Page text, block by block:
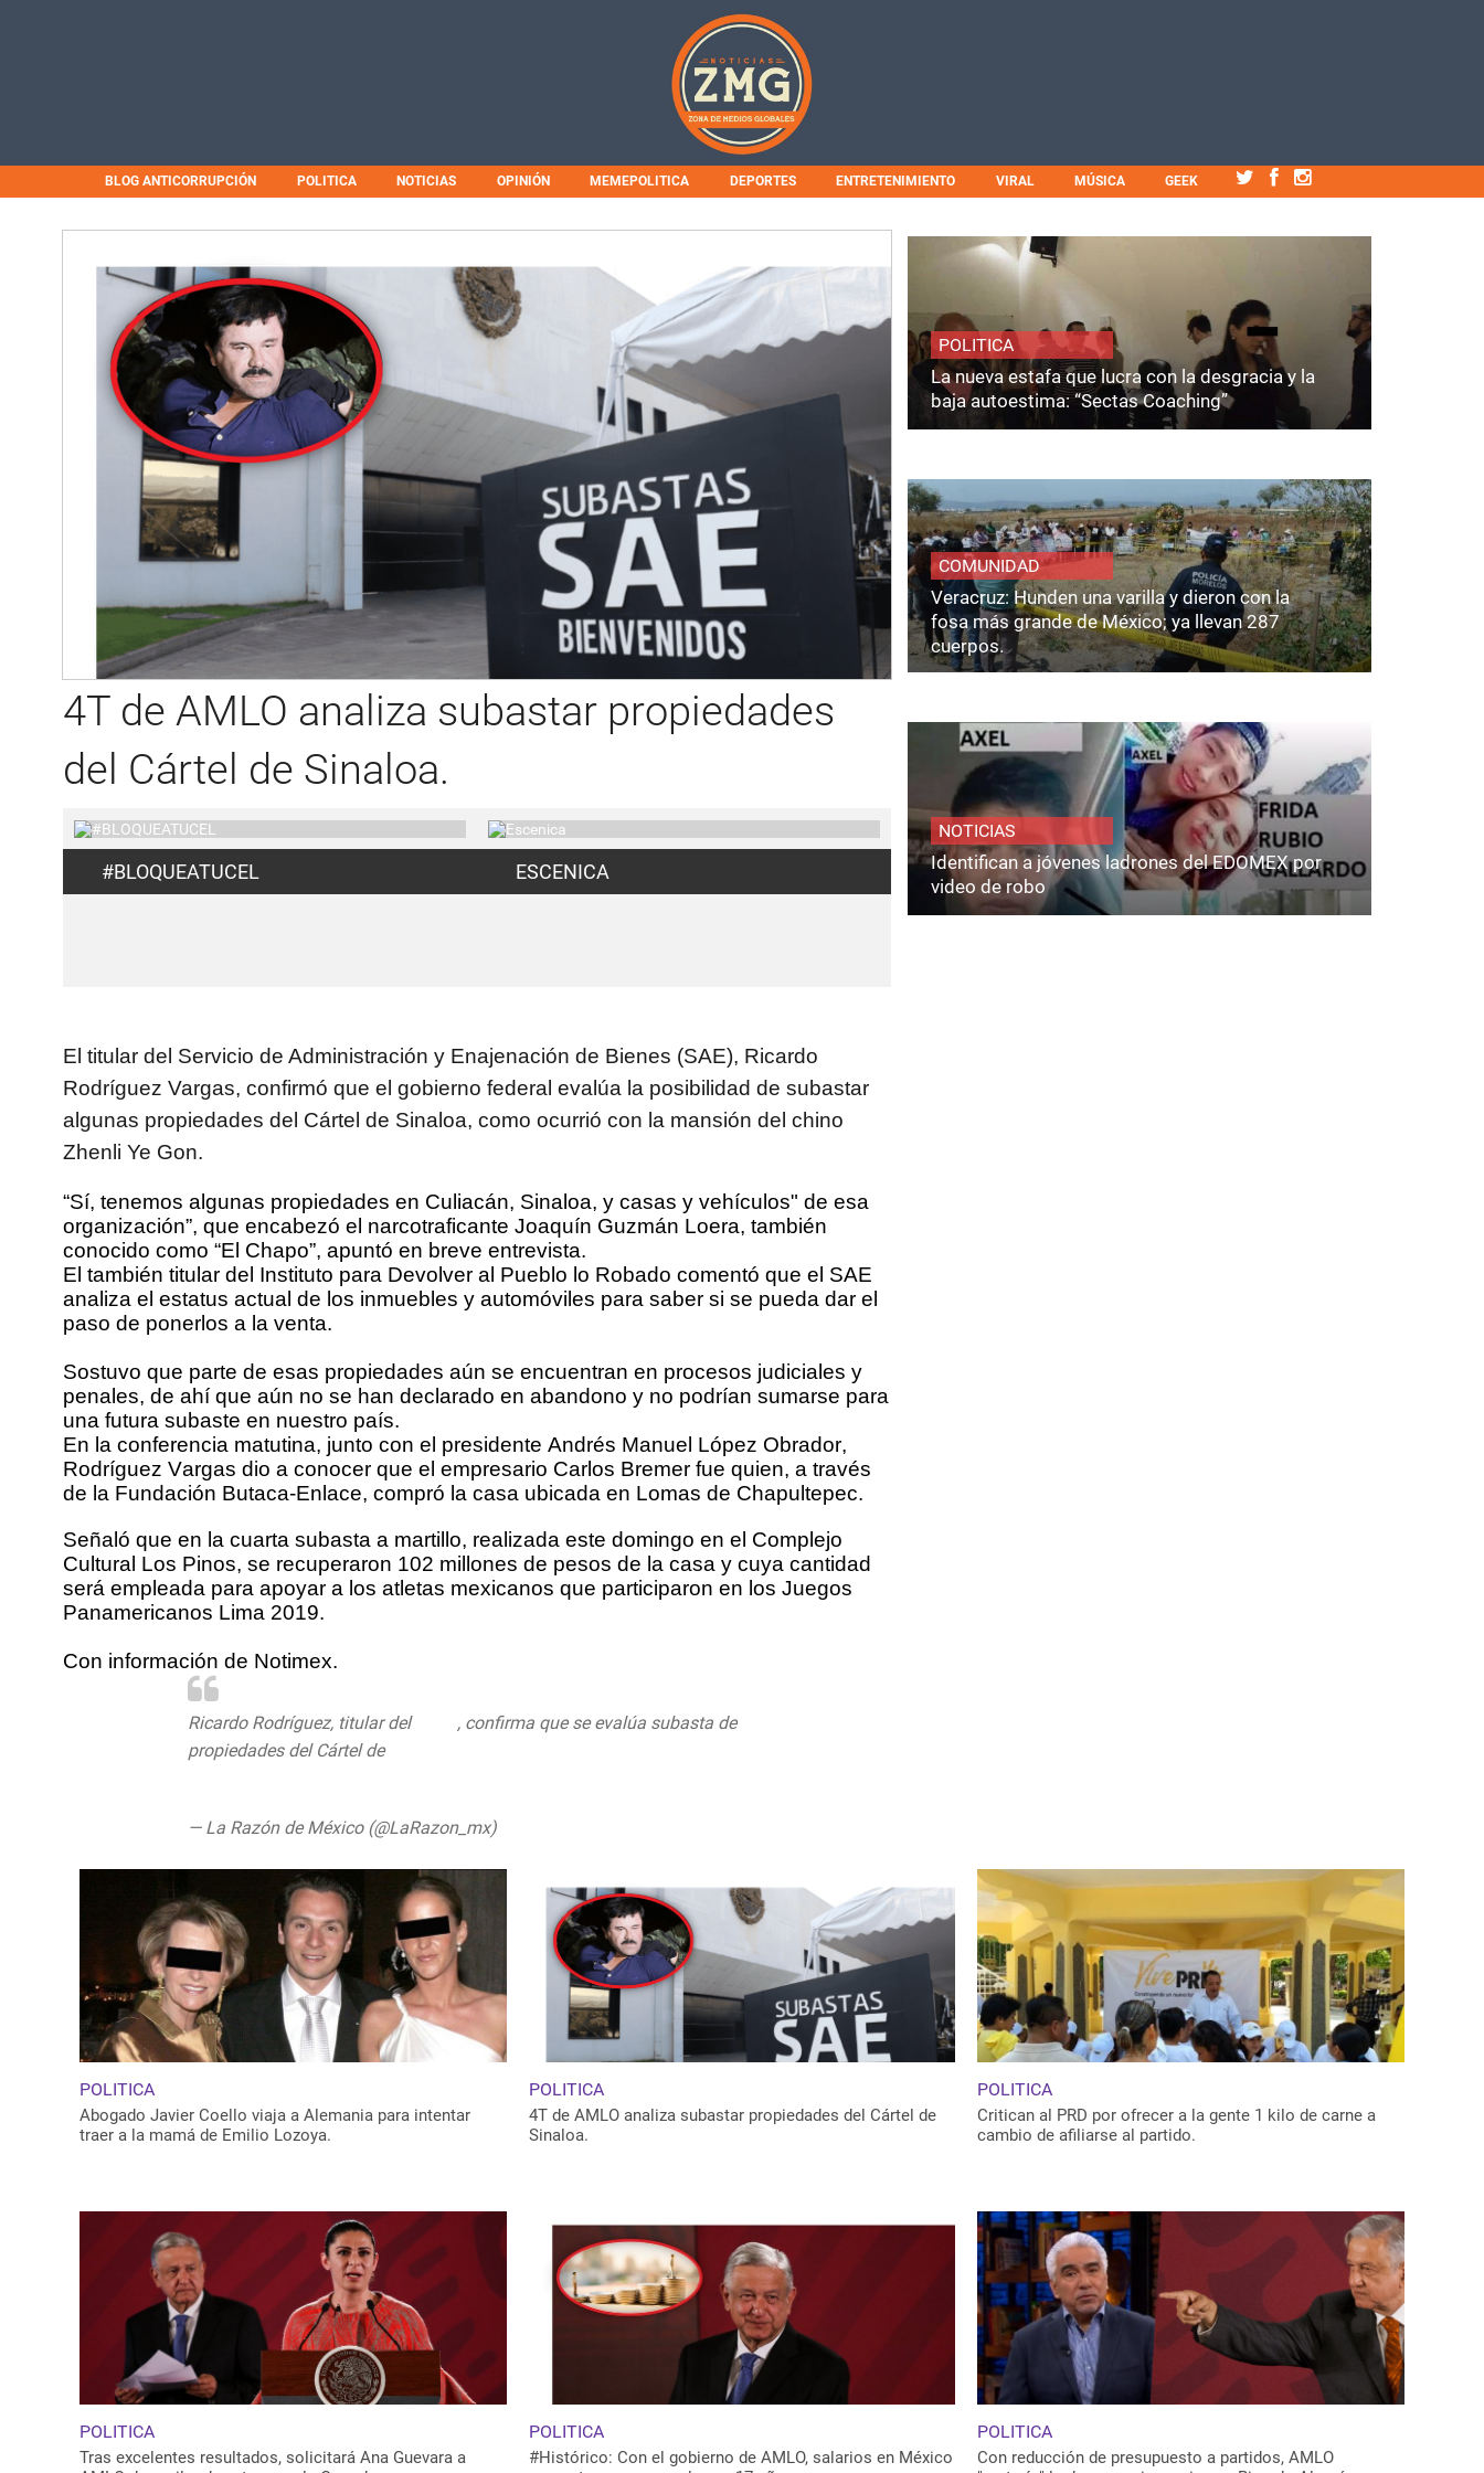
BLOG ANTICORRUPCIÓN POLITICA NOTICIAS OPINIÓN MEMEPOLITICA DEPORTES ENTRETENIMIENTO VIRAL MÚSICA GEEK
4T de AMLO analiza subastar propiedades
del Cártel de Sinaloa.
#BLOQUEATUCEL ESCENICA
El titular del Servicio de Administración y Enajenación de Bienes (SAE), Ricardo
Rodríguez Vargas, confirmó que el gobierno federal evalúa la posibilidad de subastar
algunas propiedades del Cártel de Sinaloa, como ocurrió con la mansión del chino
Zhenli Ye Gon.
“Sí, tenemos algunas propiedades en Culiacán, Sinaloa, y casas y vehículos" de esa
organización”, que encabezó el narcotraficante Joaquín Guzmán Loera, también
conocido como “El Chapo”, apuntó en breve entrevista.
El también titular del Instituto para Devolver al Pueblo lo Robado comentó que el SAE
analiza el estatus actual de los inmuebles y automóviles para saber si se pueda dar el
paso de ponerlos a la venta.
Sostuvo que parte de esas propiedades aún se encuentran en procesos judiciales y
penales, de ahí que aún no se han declarado en abandono y no podrían sumarse para
una futura subaste en nuestro país.
En la conferencia matutina, junto con el presidente Andrés Manuel López Obrador,
Rodríguez Vargas dio a conocer que el empresario Carlos Bremer fue quien, a través
de la Fundación Butaca-Enlace, compró la casa ubicada en Lomas de Chapultepec.
Señaló que en la cuarta subasta a martillo, realizada este domingo en el Complejo
Cultural Los Pinos, se recuperaron 102 millones de pesos de la casa y cuya cantidad
será empleada para apoyar a los atletas mexicanos que participaron en los Juegos
Panamericanos Lima 2019.
Con información de Notimex.
Ricardo Rodríguez, titular del
, confirma que se evalúa subasta de
propiedades del Cártel de
— La Razón de México (@LaRazon_mx)
POLITICA
La nueva estafa que lucra con la desgracia y la
baja autoestima: “Sectas Coaching”
COMUNIDAD
Veracruz: Hunden una varilla y dieron con la
fosa más grande de México; ya llevan 287
cuerpos.
NOTICIAS
Identifican a jóvenes ladrones del EDOMEX por
video de robo
POLITICA
Abogado Javier Coello viaja a Alemania para intentar
traer a la mamá de Emilio Lozoya.
POLITICA
4T de AMLO analiza subastar propiedades del Cártel de
Sinaloa.
POLITICA
Critican al PRD por ofrecer a la gente 1 kilo de carne a
cambio de afiliarse al partido.
POLITICA
Tras excelentes resultados, solicitará Ana Guevara a
POLITICA
#Histórico: Con el gobierno de AMLO, salarios en México
POLITICA
Con reducción de presupuesto a partidos, AMLO